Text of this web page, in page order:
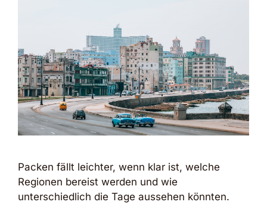
Packen fällt leichter, wenn klar ist, welche
Regionen bereist werden und wie
unterschiedlich die Tage aussehen könnten.